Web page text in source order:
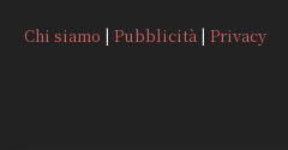
Chi siamo | Pubblicità | Privacy